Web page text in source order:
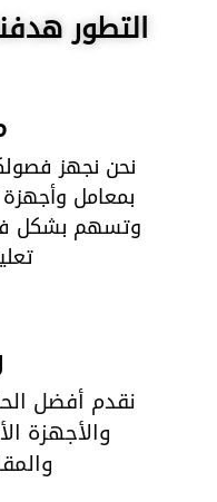
التطور
نحن نجهز
بمعامل
وتسهم بشكل
نقدم أفضل
والأجهزة